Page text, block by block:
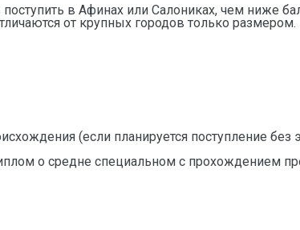
в Афинах или Салониках, чем ниже
от крупных городов только размером.
(если планируется поступление без
о средне специальном с прохождением